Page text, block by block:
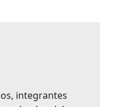
integrantes